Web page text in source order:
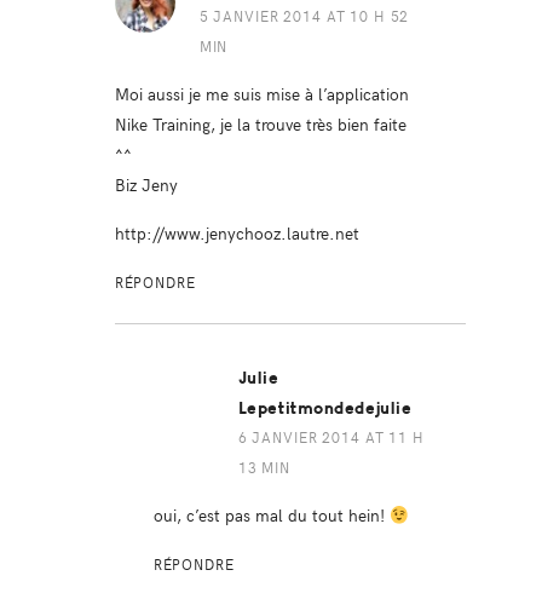
5 JANVIER 2014 AT 10 H 52
MIN
Moi aussi je me suis mise à l’application
Nike Training, je la trouve très bien faite
^^
Biz Jeny
http://www.jenychooz.lautre.net
RÉPONDRE
Julie
Lepetitmondedejulie
6 JANVIER 2014 AT 11 H
13 MIN
oui, c’est pas mal du tout hein!
RÉPONDRE